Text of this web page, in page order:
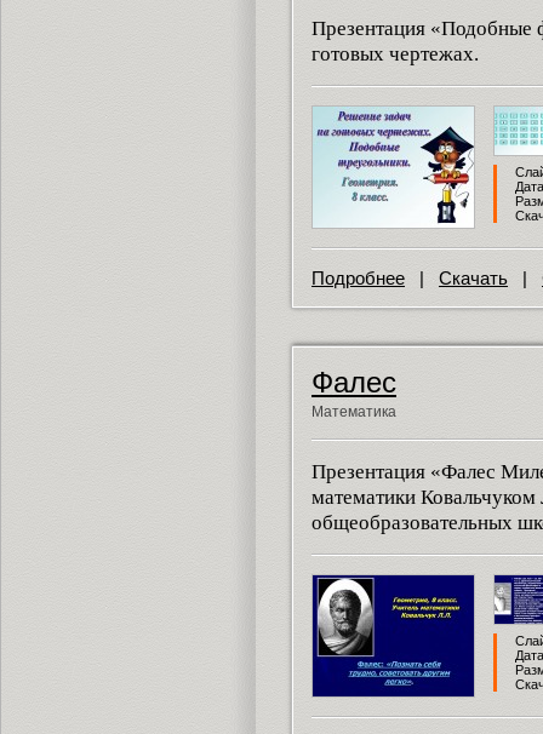
Презентация «Подобные
готовых чертежах.
Подробнее | Скачать |
Фалес
Математика
Презентация «Фалес
математики
общеобразовательных